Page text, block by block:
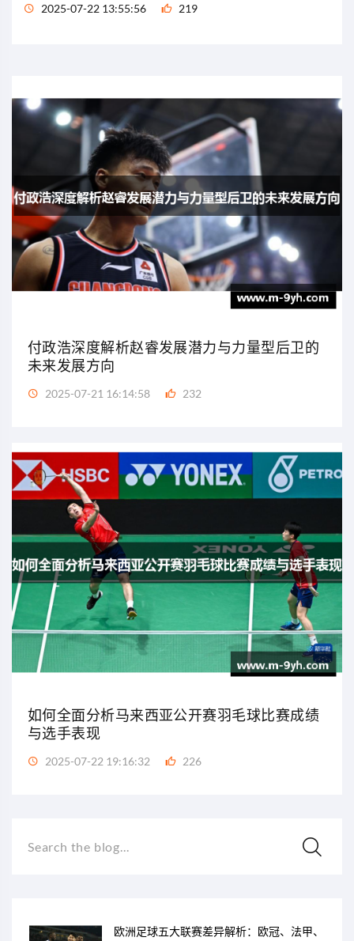
2025-07-22 13:55:56 219
付政浩深度解析赵睿发展潜力与力量型后卫的
未来发展方向
2025-07-21 16:14:58 232
如何全面分析马来西亚公开赛羽毛球比赛成绩
与选手表现
2025-07-22 19:16:32 226
Search the blog...
欧洲足球五大联赛差异解析：欧冠、法甲、